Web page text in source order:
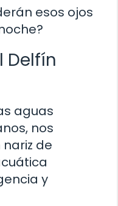
esos ojos
Delfín
aguas
nos
de
y